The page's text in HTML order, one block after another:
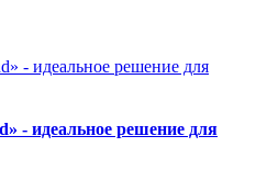
- идеальное решение для